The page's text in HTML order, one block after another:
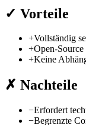
✓ Vorteile
+Vollständig
+Open-
+Keine
✗ Nachteile
−Erfordert
−Begrenzte